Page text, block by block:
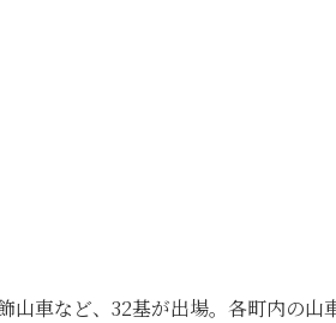
車など、32基が出場。各町内の